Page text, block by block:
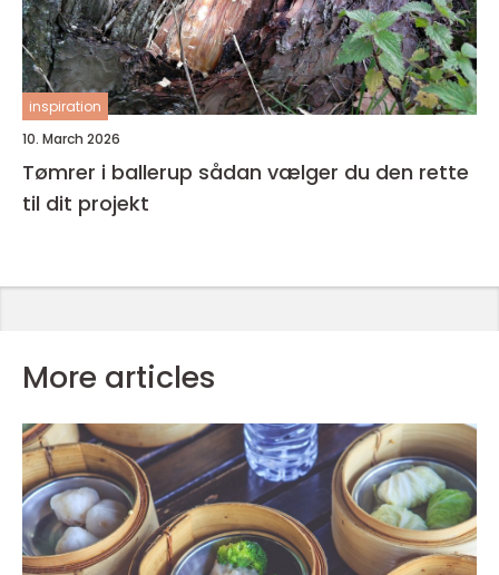
inspiration
10. March 2026
Tømrer i ballerup sådan vælger du den rette
til dit projekt
More articles